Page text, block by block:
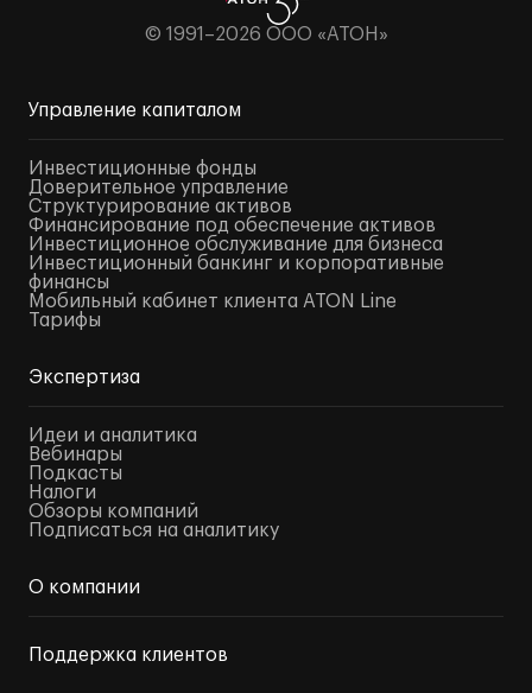
© 1991–2026 ООО «АТОН»
Управление капиталом
Инвестиционные фонды
Доверительное управление
Структурирование активов
Финансирование под обеспечение активов
Инвестиционное обслуживание для бизнеса
Инвестиционный банкинг и корпоративные
финансы
Мобильный кабинет клиента ATON Line
Тарифы
Экспертиза
Идеи и аналитика
Вебинары
Подкасты
Налоги
Обзоры компаний
Подписаться на аналитику
О компании
Поддержка клиентов